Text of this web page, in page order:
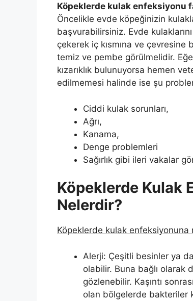
Köpeklerde kulak enfeksiyonu
Öncelikle evde köpeğinizin
başvurabilirsiniz. Evde
çekerek iç kısmına ve çevresine
temiz ve pembe görülmelidir.
kızarıklık bulunuyorsa hemen
edilmemesi halinde ise şu
Ciddi kulak sorunları,
Ağrı,
Kanama,
Denge problemleri
Sağırlık gibi ileri vakalar
Köpeklerde Kulak
Nelerdir?
Köpeklerde kulak
Alerji: Çeşitli besinler ya
olabilir. Buna bağlı olarak
gözlenebilir. Kaşıntı
olan bölgelerde bakteriler